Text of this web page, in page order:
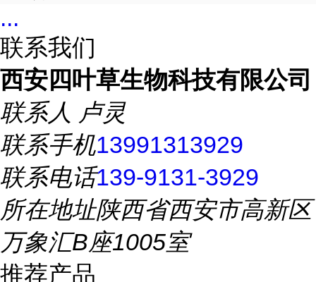
...
联系我们
西安四叶草生物科技有限公司
联系人 卢灵
联系手机13991313929
联系电话139-9131-3929
所在地址陕西省西安市高新区
万象汇B座1005室
推荐产品